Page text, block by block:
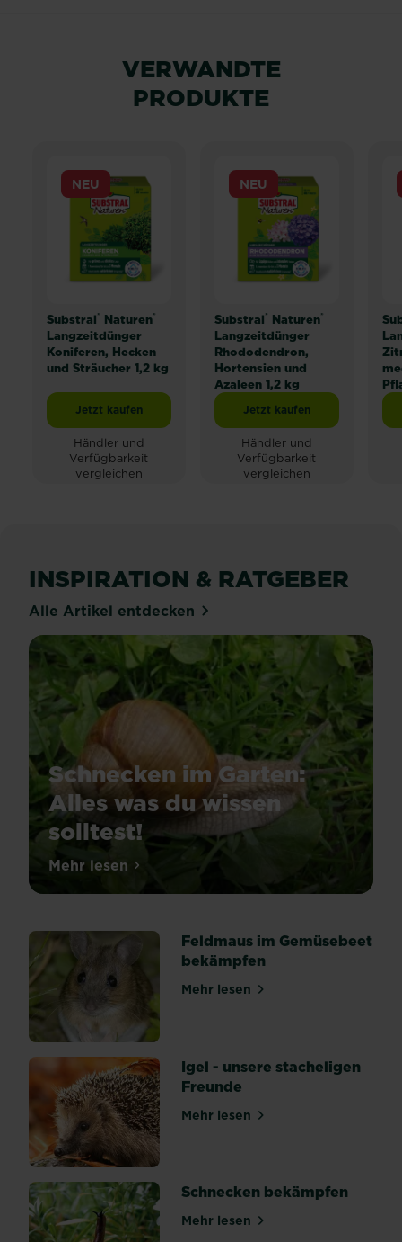
VERWANDTE
PRODUKTE
Substral® Naturen®
Langzeitdünger
Koniferen, Hecken
und Sträucher 1,2 kg
Jetzt kaufenSubstral® Naturen® Langzeitdünger Koniferen, Hecken
Händler und
Verfügbarkeit
vergleichen
NEU
Substral® Naturen®
Langzeitdünger
Rhododendron,
Hortensien und
Azaleen 1,2 kg
Jetzt kaufenSubstral® Naturen®
Händler und
Verfügbarkeit
vergleichen
NEU
INSPIRATION & RATGEBER
Alle Artikel entdecken
Schnecken im Garten:
Alles was du wissen
solltest!
Schnecken
Gärten
nicht
gern
gesehen.
Die
Übeltäter
kriechen
deine
Beete
und
machen
sich
über
deine
Mehr lesenüber Schnecken im Garten: Alles was du
Feldmaus im Gemüsebeet
bekämpfen
Mehr lesenüber Feldmaus im
Igel - unsere stacheligen
Freunde
Mehr lesenüber Igel - unsere
Schnecken bekämpfen
Mehr lesenüber Schnecken bekämpfen